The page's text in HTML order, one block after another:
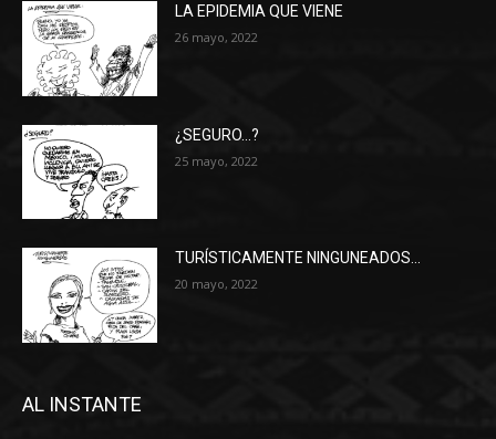
LA EPIDEMIA QUE VIENE
26 mayo, 2022
¿SEGURO…?
25 mayo, 2022
TURÍSTICAMENTE NINGUNEADOS…
20 mayo, 2022
AL INSTANTE